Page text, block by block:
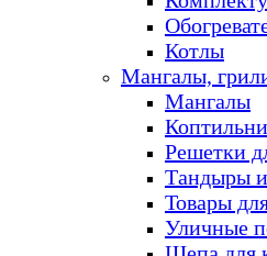
Котлы
Мангалы,
Мангалы
Коптильни
Решетки
Тандыры
Товары
Уличные